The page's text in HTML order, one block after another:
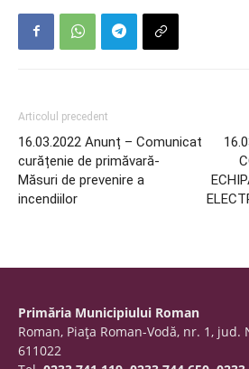
Articolul precedent
16.03.2022 Anunț – Comunicat
curățenie de primăvară-
Măsuri de prevenire a
incendiilor
Primăria Municipiului Roman
Roman, Piaţa Roman-Vodă, nr. 1, jud.
611022